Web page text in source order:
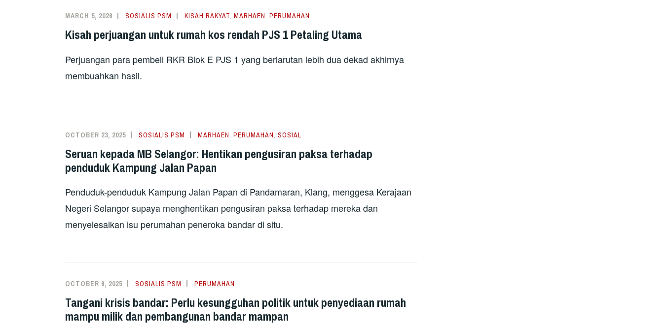
MARCH 5, 2026 SOSIALIS PSM KISAH RAKYAT, MARHAEN, PERUMAHAN
Kisah perjuangan untuk rumah kos rendah PJS 1 Petaling Utama
Perjuangan para pembeli RKR Blok E PJS 1 yang berlarutan lebih dua dekad akhirnya
membuahkan hasil.
OCTOBER 23, 2025 SOSIALIS PSM MARHAEN, PERUMAHAN, SOSIAL
Seruan kepada MB Selangor: Hentikan pengusiran paksa terhadap
penduduk Kampung Jalan Papan
Penduduk-penduduk Kampung Jalan Papan di Pandamaran, Klang, menggesa Kerajaan
Negeri Selangor supaya menghentikan pengusiran paksa terhadap mereka dan
menyelesaikan isu perumahan peneroka bandar di situ.
OCTOBER 6, 2025 SOSIALIS PSM PERUMAHAN
Tangani krisis bandar: Perlu kesungguhan politik untuk penyediaan rumah
mampu milik dan pembangunan bandar mampan